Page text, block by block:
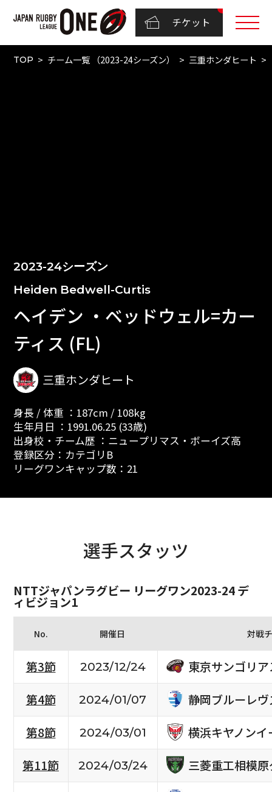
チケット
TOP チーム一覧 （2023-24シーズン） 三重ホンダヒート
2023-24シーズン
Heiden Bedwell-Curtis
ヘイデン ・ベッドウェル=カー
ティス (FL)
三重ホンダヒート
身長 / 体重 ：187cm / 108kg
生年月日 ：1991.06.25 (33歳)
出身校・チーム歴 ：ニュープリマス・ボーイズ高
登録区分：カテゴリB
リーグワンキャップ数：21
選手スタッツ
NTTジャパンラグビー リーグワン2023-24 デ
ィビジョン1
No. 開催日 対戦
第3節 2023/12/24
東京サンゴリア
第4節
2024/01/07
静岡ブルーレヴ
第8節
2024/03/01
横浜キヤノンイ
第11節
2024/03/24
三菱重工相模